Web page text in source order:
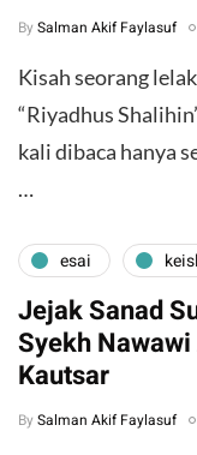
By Salman Akif Faylasuf
Kisah seorang
“Riyadhus
kali dibaca hanya
…
esai
Jejak Sanad
Syekh
Kautsar
By Salman Akif Faylasuf